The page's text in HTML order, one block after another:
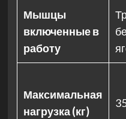
Мышцы
включенные в
работу
Максимальная
нагрузка (кг)